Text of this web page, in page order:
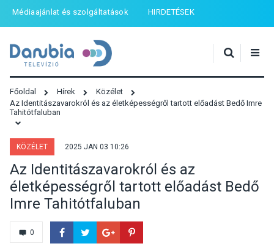
Médiaajánlat és szolgáltatások HIRDETÉSEK
Főoldal Hírek
Közélet
Az Identitászavarokról és az életképességről tartott előadást Bedő Imre
Tahitótfaluban
KÖZÉLET 2025 JAN 03 10:26
Az Identitászavarokról és az
életképességről tartott előadást Bedő
Imre Tahitótfaluban
0